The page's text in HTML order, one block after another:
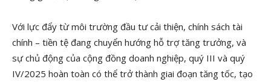
Với lực đẩy từ môi trường đầu tư cải thiện, chính sách tài
chính – tiền tệ đang chuyển hướng hỗ trợ tăng trưởng, và
sự chủ động của cộng đồng doanh nghiệp, quý III và quý
IV/2025 hoàn toàn có thể trở thành giai đoạn tăng tốc, tạo